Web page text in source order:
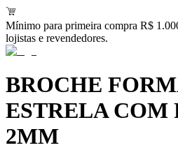
Mínimo para primeira compra R$
lojistas e revendedores.
BROCHE
ESTRELA COM
2MM